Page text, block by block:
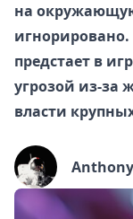
на
предстает в
угрозой из-за
власти